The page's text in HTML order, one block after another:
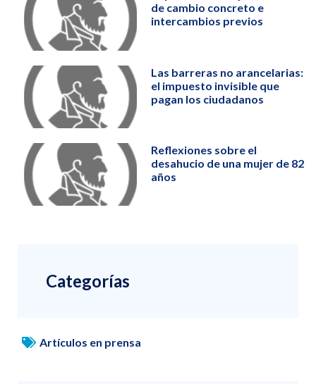
de cambio concreto e
intercambios previos
Las barreras no arancelarias:
el impuesto invisible que
pagan los ciudadanos
Reflexiones sobre el
desahucio de una mujer de 82
años
Categorías
Artículos en prensa